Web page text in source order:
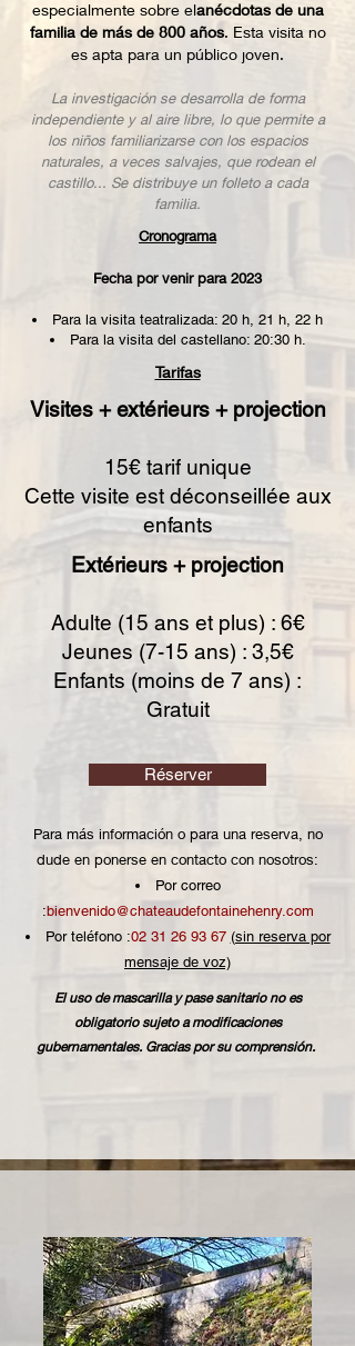
especialmente sobre elanécdotas de una
familia de más de 800 años. Esta visita no
es apta para un público joven.
La investigación se desarrolla de forma
independiente y al aire libre, lo que permite a
los niños familiarizarse con los espacios
naturales, a veces salvajes, que rodean el
castillo... Se distribuye un folleto a cada
familia.
Cronograma
Fecha por venir para 2023
Para la visita teatralizada: 20 h, 21 h, 22 h
Para la visita del castellano: 20:30 h.
Tarifas
Visites + extérieurs + projection​
15€ tarif unique
Cette visite est déconseillée aux
enfants
Extérieurs + projection
Adulte (15 ans et plus) : 6€
Jeunes (7-15 ans) : 3,5€
Enfants (moins de 7 ans) :
Gratuit
Réserver
Para más información o para una reserva, no
dude en ponerse en contacto con nosotros:
Por correo
:bienvenido@chateaudefontainehenry.com
Por teléfono :02 31 26 93 67 (sin reserva por
mensaje de voz)
El uso de mascarilla y pase sanitario no es
obligatorio sujeto a modificaciones
gubernamentales. Gracias por su comprensión.